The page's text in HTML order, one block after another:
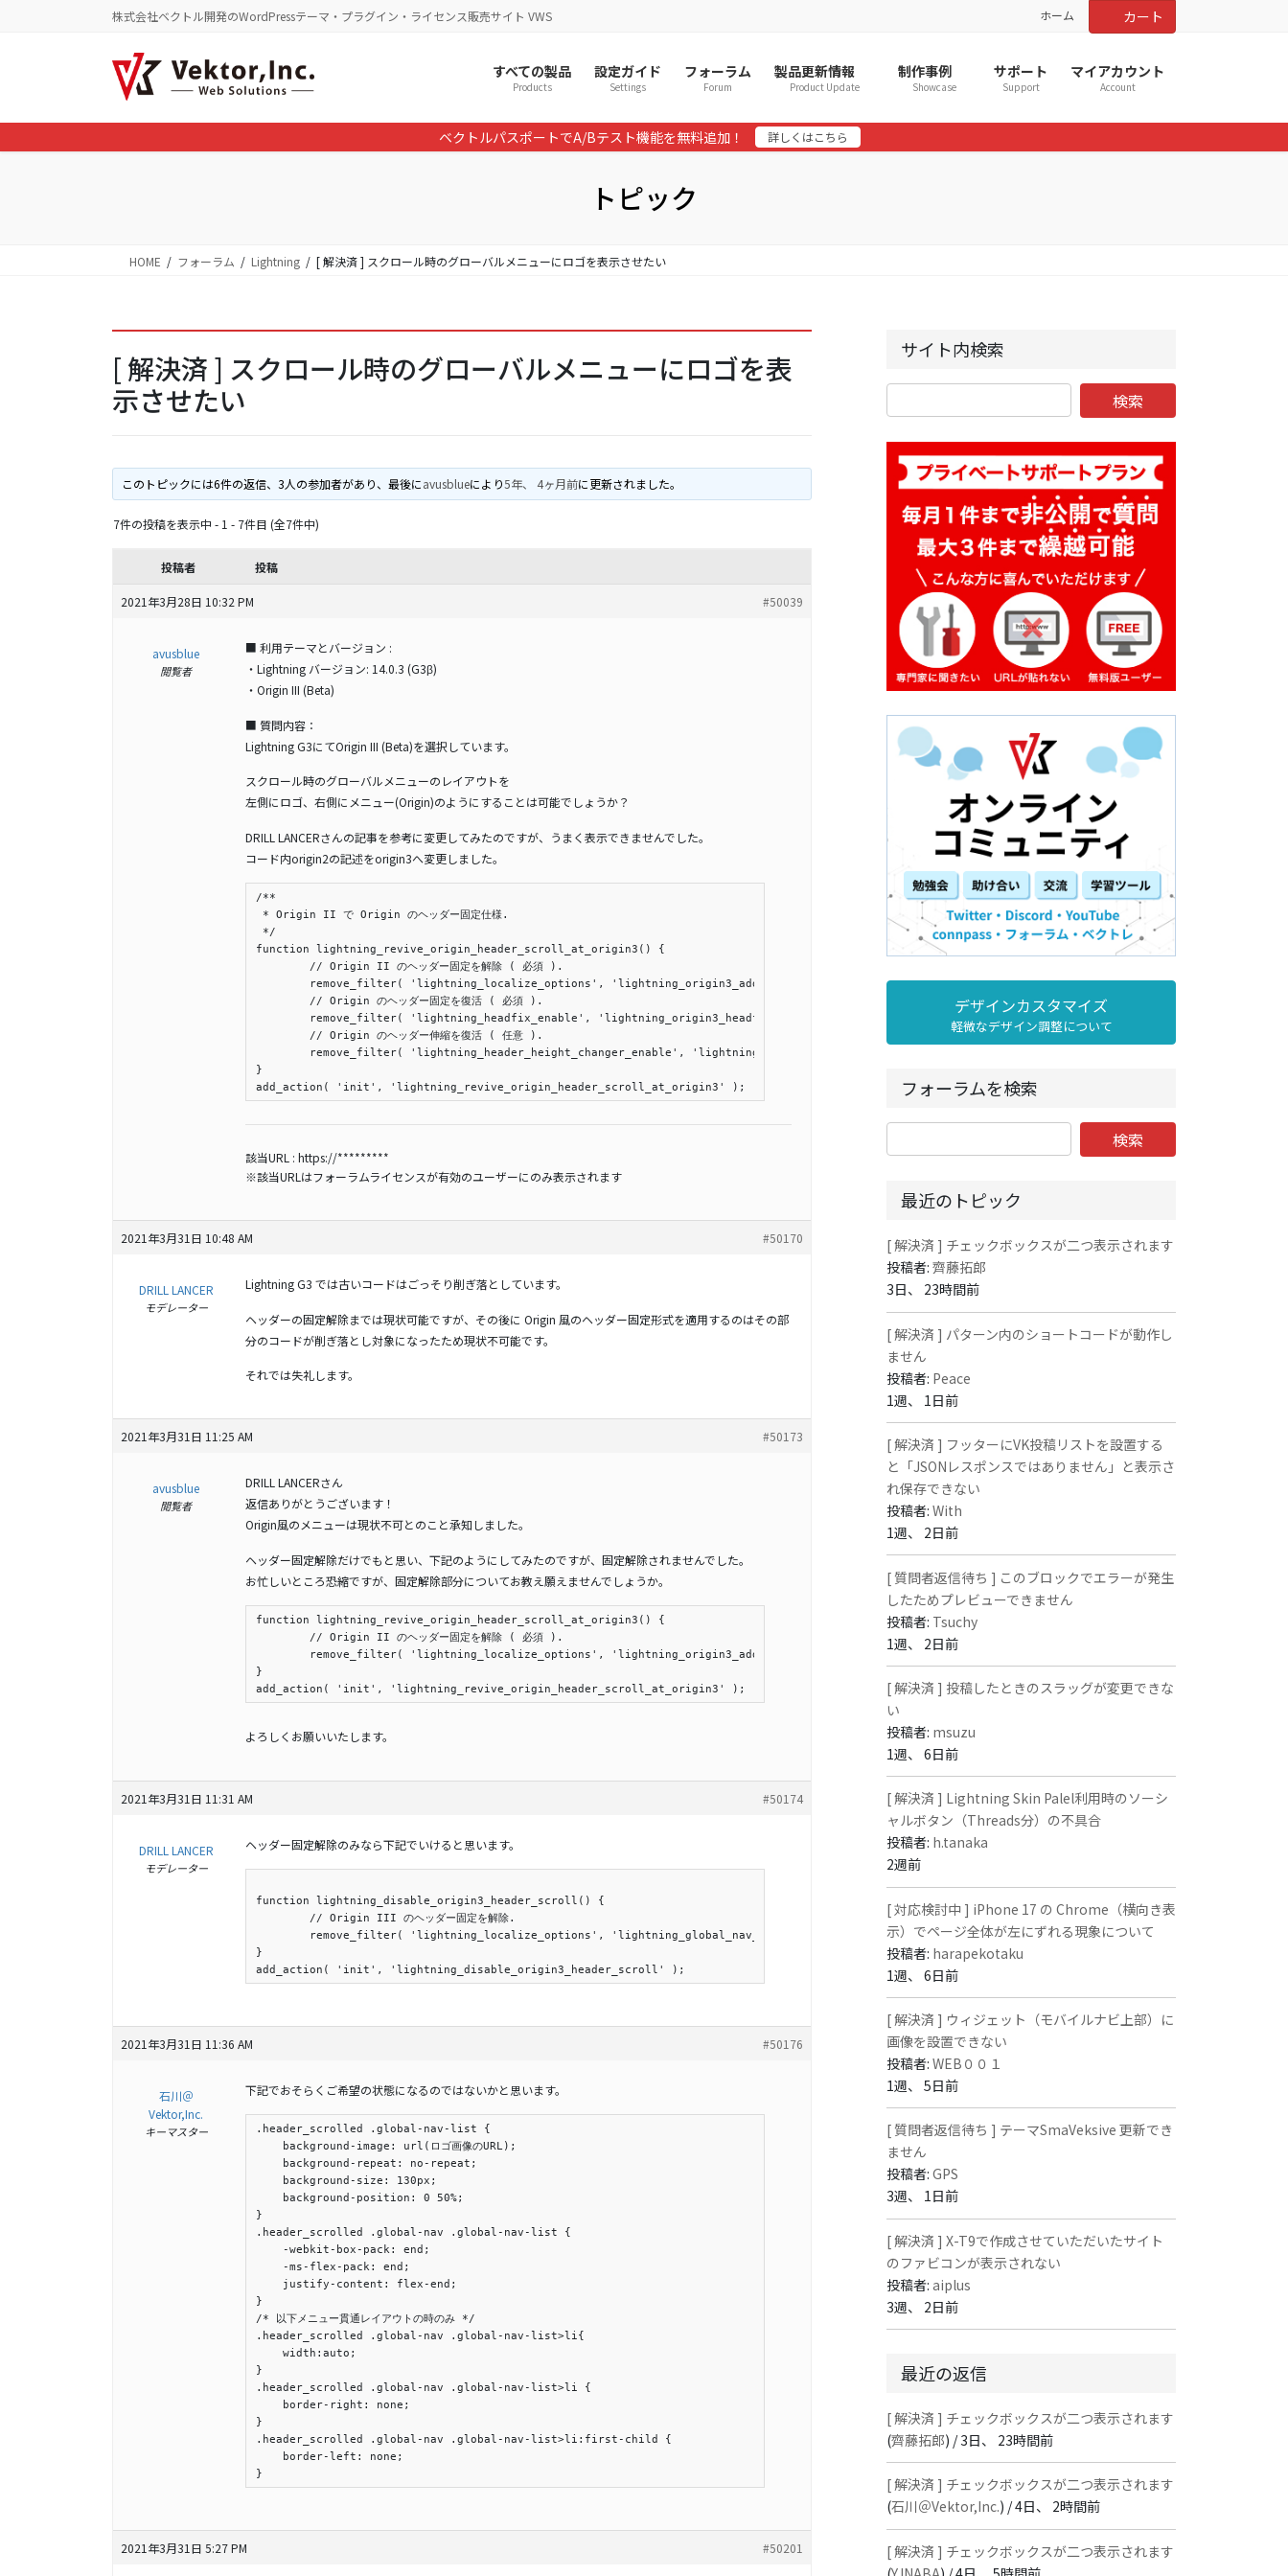
に
移
ョ
ン
株式会社ベクトル開発のWordPressテーマ・プラグイン・ライセンス販売サイト VWS ホーム カート
すべての製品
Products
設定ガイド
Settings
フォーラム
Forum
製品更新情報
Product Update
制作事例
Showcase
サポート
Support
マイアカウント
Account
ベクトルパスポートでA/Bテスト機能を無料追加！ 詳しくはこちら
トピック
HOME フォーラム Lightning [ 解決済 ] スクロール時のグローバルメニューにロゴを表示させたい
[ 解決済 ] スクロール時のグローバルメニューにロゴを表
示させたい
このトピックには6件の返信、3人の参加者があり、最後にavusblueにより5年、 4ヶ月前に更新されました。
7件の投稿を表示中 - 1 - 7件目 (全7件中)
投稿者 投稿
2021年3月28日 10:32 PM #50039
avusblue
閲覧者
■ 利用テーマとバージョン :
・Lightning バージョン: 14.0.3 (G3β)
・Origin III (Beta)
■ 質問内容：
Lightning G3にてOrigin III (Beta)を選択しています。
スクロール時のグローバルメニューのレイアウトを
左側にロゴ、右側にメニュー(Origin)のようにすることは可能でしょうか？
DRILL LANCERさんの記事を参考に変更してみたのですが、うまく表示できませんでした。
コード内origin2の記述をorigin3へ変更しました。
/**
* Origin II で Origin のヘッダー固定仕様.
*/
function lightning_revive_origin_header_scroll_at_origin3() {
}
add_action( 'init', 'lightning_revive_origin_header_scroll_at_origin3' );
該当URL : https://*********
※該当URLはフォーラムライセンスが有効のユーザーにのみ表示されます
2021年3月31日 10:48 AM #50170
DRILL LANCER
モデレーター
Lightning G3 では古いコードはごっそり削ぎ落としています。
ヘッダーの固定解除までは現状可能ですが、その後に Origin 風のヘッダー固定形式を適用するのはその部
分のコードが削ぎ落とし対象になったため現状不可能です。
それでは失礼します。
2021年3月31日 11:25 AM #50173
avusblue
閲覧者
DRILL LANCERさん
返信ありがとうございます！
Origin風のメニューは現状不可とのこと承知しました。
ヘッダー固定解除だけでもと思い、下記のようにしてみたのですが、固定解除されませんでした。
お忙しいところ恐縮ですが、固定解除部分についてお教え願えませんでしょうか。
function lightning_revive_origin_header_scroll_at_origin3() {
}
add_action( 'init', 'lightning_revive_origin_header_scroll_at_origin3' );
よろしくお願いいたします。
2021年3月31日 11:31 AM #50174
DRILL LANCER
モデレーター
ヘッダー固定解除のみなら下記でいけると思います。
function lightning_disable_origin3_header_scroll() {
}
2021年3月31日 11:36 AM #50176
石川＠
Vektor,Inc.
キーマスター
下記でおそらくご希望の状態になるのではないかと思います。
.header_scrolled .global-nav-list {
    background-image: url(ロゴ画像のURL);
    background-repeat: no-repeat;
    background-size: 130px;
    background-position: 0 50%;
}
.header_scrolled .global-nav .global-nav-list {
    -webkit-box-pack: end;
    -ms-flex-pack: end;
    justify-content: flex-end;
}
/* 以下メニュー貫通レイアウトの時のみ */
.header_scrolled .global-nav .global-nav-list>li{
    width:auto;
}
.header_scrolled .global-nav .global-nav-list>li {
    border-right: none;
}
.header_scrolled .global-nav .global-nav-list>li:first-child {
    border-left: none;
}
2021年3月31日 5:27 PM #50201
サイト内検索
デザインカスタマイズ
軽微なデザイン調整について
フォーラムを検索
最近のトピック
[ 解決済 ] チェックボックスが二つ表示されます
投稿者:齊藤拓郎
3日、 23時間前
[ 解決済 ] パターン内のショートコードが動作し
ません
投稿者: Peace
1週、 1日前
[ 解決済 ] フッターにVK投稿リストを設置する
と「JSONレスポンスではありません」と表示さ
れ保存できない
投稿者:With
1週、 2日前
[ 質問者返信待ち ] このブロックでエラーが発生
したためプレビューできません
投稿者: Tsuchy
1週、 2日前
[ 解決済 ] 投稿したときのスラッグが変更できな
い
投稿者: msuzu
1週、 6日前
[ 解決済 ] Lightning Skin Palel利用時のソーシ
ャルボタン（Threads分）の不具合
投稿者: h.tanaka
2週前
[ 対応検討中 ] iPhone 17 の Chrome（横向き表
示）でページ全体が左にずれる現象について
投稿者: harapekotaku
1週、 6日前
[ 解決済 ] ウィジェット（モバイルナビ上部）に
画像を設置できない
投稿者:WEB００１
1週、 5日前
[ 質問者返信待ち ] テーマSmaVeksive 更新でき
ません
投稿者:GPS
3週、 1日前
[ 解決済 ] X-T9で作成させていただいたサイト
のファビコンが表示されない
投稿者:aiplus
3週、 2日前
最近の返信
[ 解決済 ] チェックボックスが二つ表示されます
(齊藤拓郎) /3日、 23時間前
[ 解決済 ] チェックボックスが二つ表示されます
(石川＠Vektor,Inc.) /4日、 2時間前
[ 解決済 ] チェックボックスが二つ表示されます